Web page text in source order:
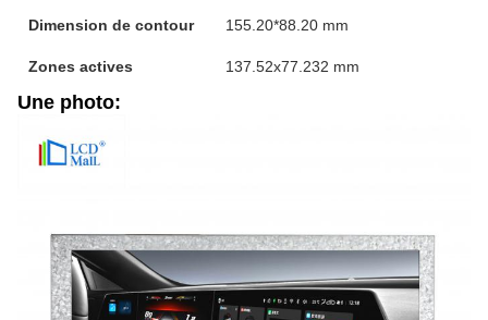
Dimension de contour 155.20*88.20 mm
Zones actives 137.52x77.232 mm
Une photo: